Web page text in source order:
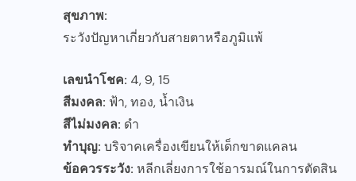
สุขภาพ:
ระวังปัญหาเกี่ยวกับสายตาหรือภูมิแพ้
เลขนำโชค: 4, 9, 15
สีมงคล: ฟ้า, ทอง, น้ำเงิน
สีไม่มงคล: ดำ
ทำบุญ: บริจาคเครื่องเขียนให้เด็กขาดแคลน
ข้อควรระวัง: หลีกเลี่ยงการใช้อารมณ์ในการตัดสิน